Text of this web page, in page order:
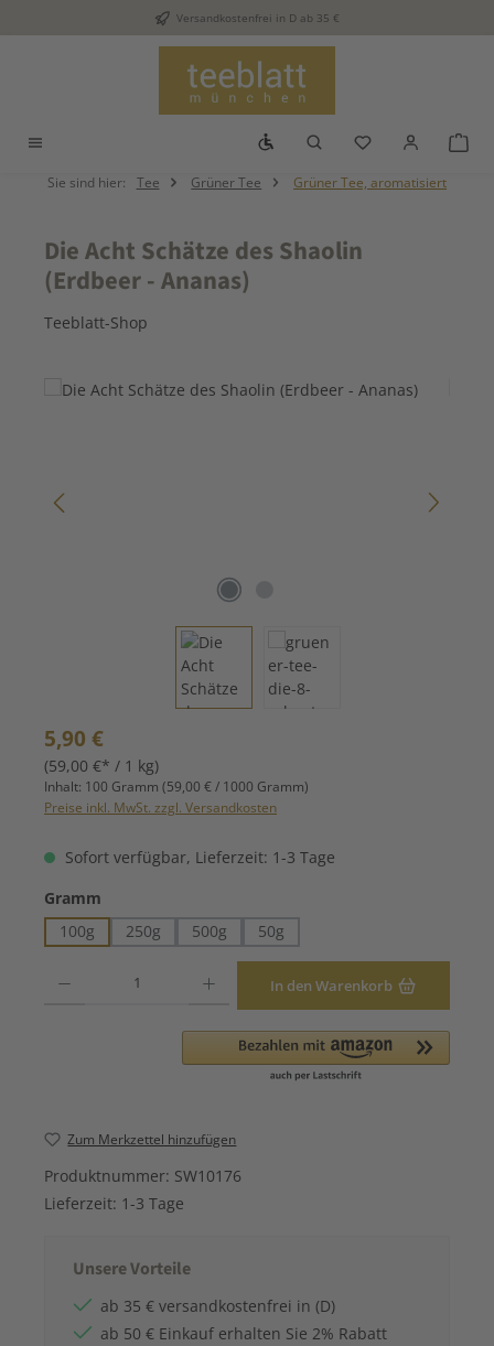
Zum Hauptinhalt springenVersandkostenfrei in D ab 35 €
Werkzeugleiste anzeigen
Du hast 0
Sie sind hier: Tee Grüner Tee Grüner Tee, aromatisiert
Die Acht Schätze des Shaolin
(Erdbeer - Ananas)
Teeblatt-Shop
Bildergalerie überspringen
Regulärer Preis:
5,90 €
(59,00 €* / 1 kg)
Inhalt: 100 Gramm (59,00 € / 1000 Gramm)
Preise inkl. MwSt. zzgl. Versandkosten
Sofort verfügbar, Lieferzeit: 1-3 Tage
Gramm
100g
250g 500g 50g
In den Warenkorb
Zum Merkzettel hinzufügen
Produktnummer: SW10176
Lieferzeit: 1-3 Tage
Unsere Vorteile
ab 35 € versandkostenfrei in (D)
ab 50 € Einkauf erhalten Sie 2% Rabatt